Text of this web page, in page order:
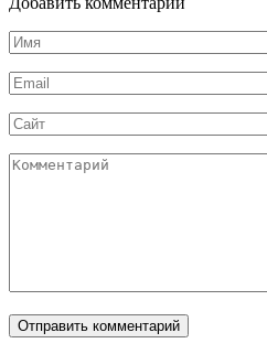
Имя
*
Email
*
Сайт
Комментарий